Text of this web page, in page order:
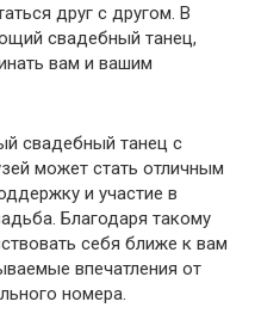
друг с другом. В
свадебный танец,
вам и вашим
свадебный танец с
может стать отличным
и участие в
Благодаря такому
себя ближе к вам
впечатления от
номера.